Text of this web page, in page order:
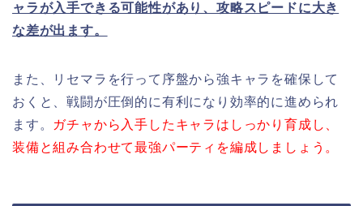
ャラが入手できる可能性があり、攻略スピードに大き
な差が出ます。
また、リセマラを行って序盤から強キャラを確保して
おくと、戦闘が圧倒的に有利になり効率的に進められ
ます。 ガチャから入手したキャラはしっかり育成し、
装備と組み合わせて最強パーティを編成しましょう。